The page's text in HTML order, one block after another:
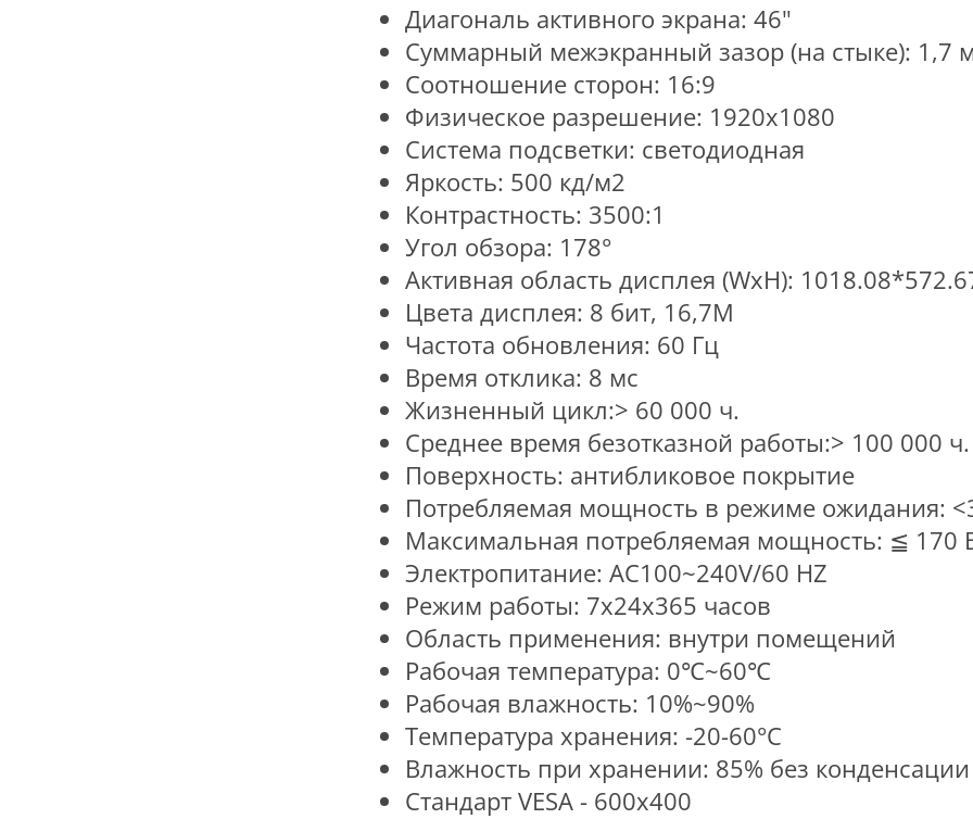
Диагональ активного экрана: 46"
Суммарный межэкранный зазор (на стыке): 1,7
Соотношение сторон: 16:9
Физическое разрешение: 1920x1080
Система подсветки: светодиодная
Яркость: 500 кд/м2
Контрастность: 3500:1
Угол обзора: 178°
Активная область дисплея (WxH):
Цвета дисплея: 8 бит, 16,7М
Частота обновления: 60 Гц
Время отклика: 8 мс
Жизненный цикл:> 60 000 ч.
Среднее время безотказной работы:> 100 000 ч.
Поверхность: антибликовое покрытие
Потребляемая мощность в режиме ожидания:
Максимальная потребляемая мощность: ≦ 170
Электропитание: AC100~240V/60 HZ
Режим работы: 7x24x365 часов
Область применения: внутри помещений
Рабочая температура: 0℃~60℃
Рабочая влажность: 10%~90%
Температура хранения: -20-60°C
Влажность при хранении: 85% без конденсации
Стандарт VESA - 600х400